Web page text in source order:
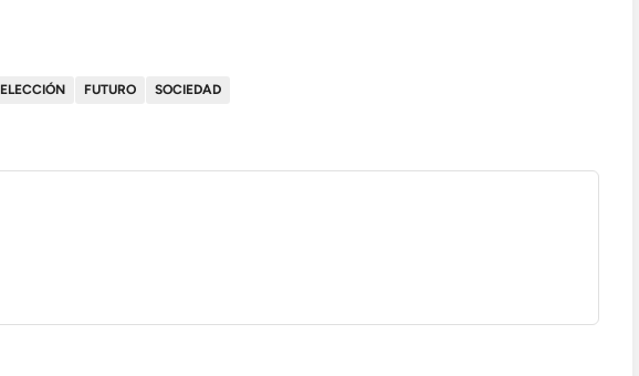
ELECCIÓN FUTURO SOCIEDAD